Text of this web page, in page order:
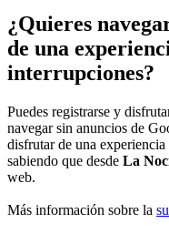
¿Quieres
de una
interrupciones?
Puedes registrarse y
navegar sin anuncios de
disfrutar de una
sabiendo que desde La
web.
Más información sobre la